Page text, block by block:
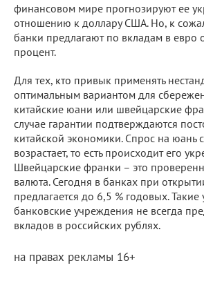
финансовом мире прогнозируют ее
отношению к доллару США. Но, к
банки предлагают по вкладам в евро
процент.
Для тех, кто привык применять
оптимальным вариантом для
китайские юани или швейцарские
случае гарантии подтверждаются
китайской экономики. Спрос на юань
возрастает, то есть происходит его
Швейцарские франки – это
валюта. Сегодня в банках при
предлагается до 6,5 % годовых. Такие
банковские учреждения не всегда
вкладов в российских рублях.
на правах рекламы 16+